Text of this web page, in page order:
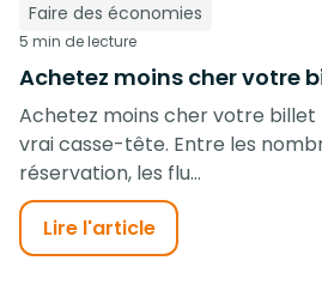
Faire des économies
5 min de lecture
Achetez moins cher votre
Achetez moins cher votre
vrai casse-tête. Entre les
réservation, les flu...
Lire l'article